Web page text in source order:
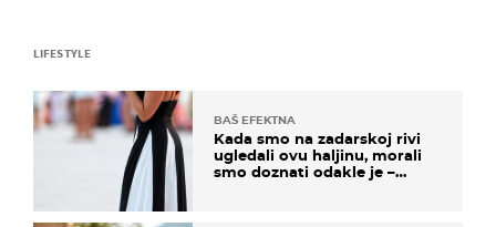
LIFESTYLE
BAŠ EFEKTNA
Kada smo na zadarskoj rivi
ugledali ovu haljinu, morali
smo doznati odakle je –